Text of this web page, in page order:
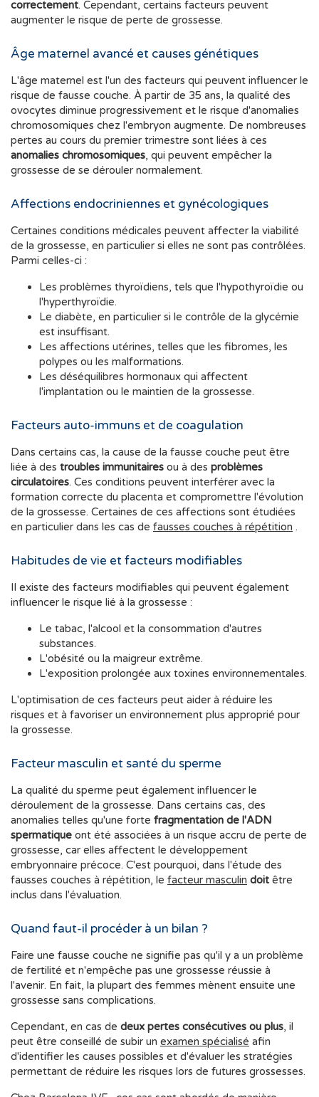
correctement. Cependant, certains facteurs peuvent
augmenter le risque de perte de grossesse.
Âge maternel avancé et causes génétiques
L'âge maternel est l'un des facteurs qui peuvent influencer le
risque de fausse couche. À partir de 35 ans, la qualité des
ovocytes diminue progressivement et le risque d'anomalies
chromosomiques chez l'embryon augmente. De nombreuses
pertes au cours du premier trimestre sont liées à ces
anomalies chromosomiques, qui peuvent empêcher la
grossesse de se dérouler normalement.
Affections endocriniennes et gynécologiques
Certaines conditions médicales peuvent affecter la viabilité
de la grossesse, en particulier si elles ne sont pas contrôlées.
Parmi celles-ci :
Les problèmes thyroïdiens, tels que l'hypothyroïdie ou
l'hyperthyroïdie.
Le diabète, en particulier si le contrôle de la glycémie
est insuffisant.
Les affections utérines, telles que les fibromes, les
polypes ou les malformations.
Les déséquilibres hormonaux qui affectent
l'implantation ou le maintien de la grossesse.
Facteurs auto-immuns et de coagulation
Dans certains cas, la cause de la fausse couche peut être
liée à des troubles immunitaires ou à des problèmes
circulatoires. Ces conditions peuvent interférer avec la
formation correcte du placenta et compromettre l'évolution
de la grossesse. Certaines de ces affections sont étudiées
en particulier dans les cas de fausses couches à répétition .
Habitudes de vie et facteurs modifiables
Il existe des facteurs modifiables qui peuvent également
influencer le risque lié à la grossesse :
Le tabac, l'alcool et la consommation d'autres
substances.
L'obésité ou la maigreur extrême.
L'exposition prolongée aux toxines environnementales.
L'optimisation de ces facteurs peut aider à réduire les
risques et à favoriser un environnement plus approprié pour
la grossesse.
Facteur masculin et santé du sperme
La qualité du sperme peut également influencer le
déroulement de la grossesse. Dans certains cas, des
anomalies telles qu'une forte fragmentation de l'ADN
spermatique ont été associées à un risque accru de perte de
grossesse, car elles affectent le développement
embryonnaire précoce. C'est pourquoi, dans l'étude des
fausses couches à répétition, le facteur masculin doit être
inclus dans l'évaluation.
Quand faut-il procéder à un bilan ?
Faire une fausse couche ne signifie pas qu'il y a un problème
de fertilité et n'empêche pas une grossesse réussie à
l'avenir. En fait, la plupart des femmes mènent ensuite une
grossesse sans complications.
Cependant, en cas de deux pertes consécutives ou plus, il
peut être conseillé de subir un examen spécialisé afin
d'identifier les causes possibles et d'évaluer les stratégies
permettant de réduire les risques lors de futures grossesses.